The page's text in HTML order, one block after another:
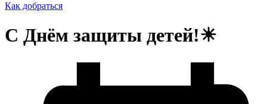
Как добраться
С Днём защиты детей!☀